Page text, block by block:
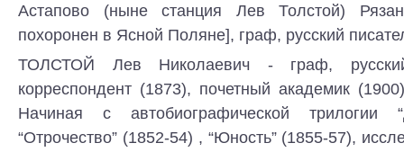
Астапово (ныне станция Лев Толстой)
похоронен в Ясной Поляне], граф, русский
ТОЛСТОЙ Лев Николаевич - граф,
корреспондент (1873), почетный академик
Начиная с автобиографической трилогии
“Отрочество” (1852-54) , “Юность” (1855-57),